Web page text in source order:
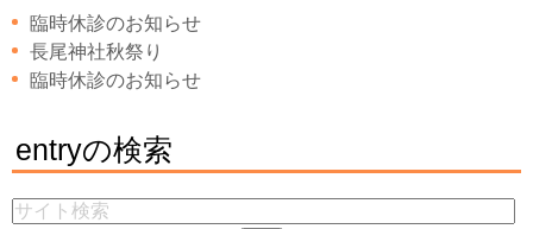
臨時休診のお知らせ
長尾神社秋祭り
臨時休診のお知らせ
entryの検索